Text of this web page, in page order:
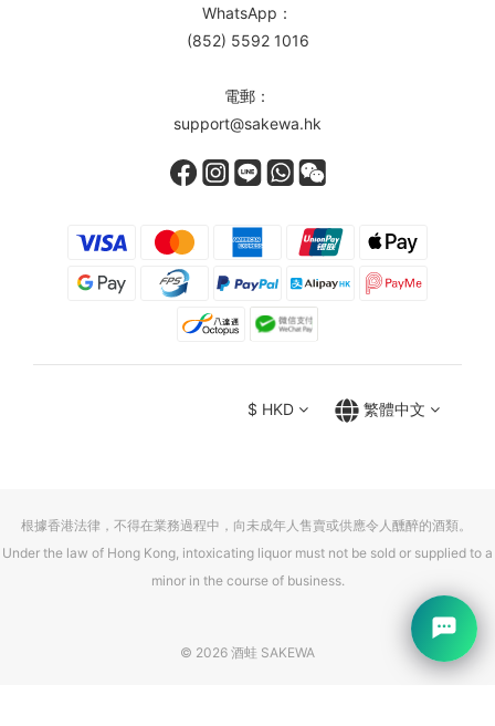
WhatsApp：
(852) 5592 1016
電郵：
support@sakewa.hk
$ HKD 繁體中文
根據香港法律，不得在業務過程中，向未成年人售賣或供應令人醺醉的酒類。
Under the law of Hong Kong, intoxicating liquor must not be sold or supplied to a
minor in the course of business.
© 2026 酒蛙 SAKEWA